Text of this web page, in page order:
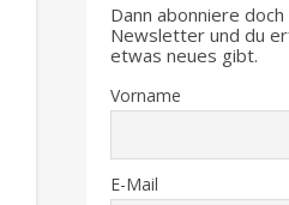
Dann abonniere
Newsletter und du
etwas neues gibt.
Vorname
E-Mail